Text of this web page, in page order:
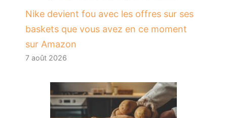
Nike devient fou avec les offres sur ses
baskets que vous avez en ce moment
sur Amazon
7 août 2026